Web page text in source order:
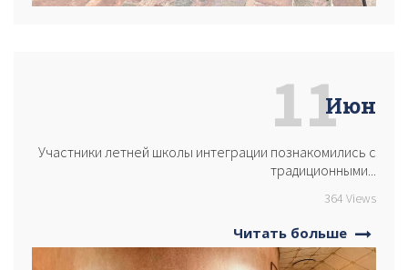
Июн
Участники летней школы интеграции познакомились с
традиционными...
364 Views
Читать больше
11